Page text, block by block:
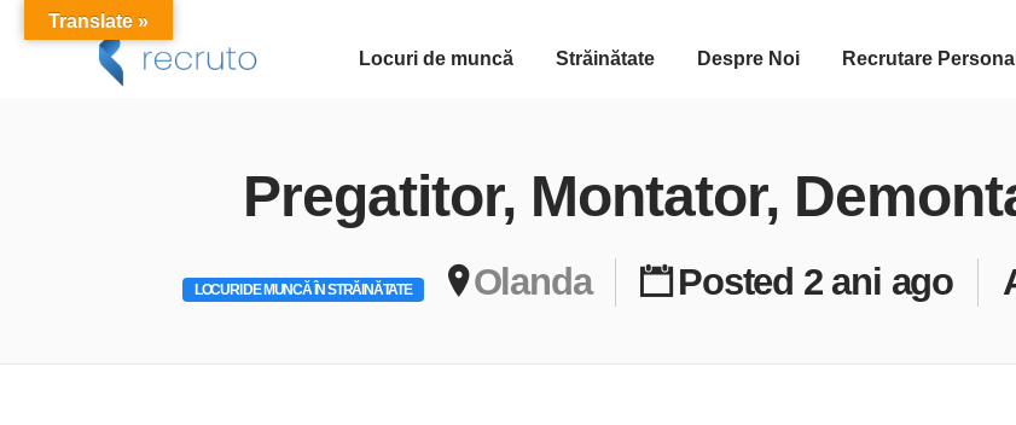
Locuri de muncă Străinătate Despre Noi Recrutare Personal
Pregatitor, Montator,
LOCURI DE MUNCĂ ÎN STRĂINĂTATE Olanda Posted 2 ani ago
Translate »